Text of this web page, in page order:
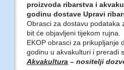
proizvoda ribarstva i
godinu dostave Upravi
Obrasci za dostavu podataka
bit će objavljeni tijekom rujna.
EKOP obrasci za prikupljanje
godinu u akvakulturi i preradi
Akvakultura – nositelji